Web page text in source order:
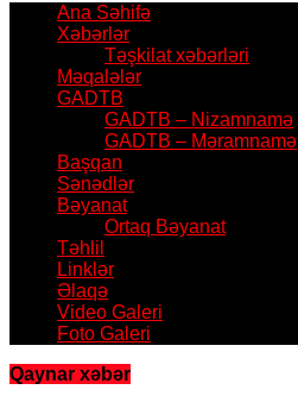
Ana Səhifə
Xəbərlər
Təşkilat xəbərləri
Məqalələr
GADTB
GADTB – Nizamnamə
GADTB – Məramnamə
Başqan
Sənədlər
Bəyanat
Ortaq Bəyanat
Təhlil
Linklər
Əlaqə
Video Galeri
Foto Galeri
Qaynar xəbər